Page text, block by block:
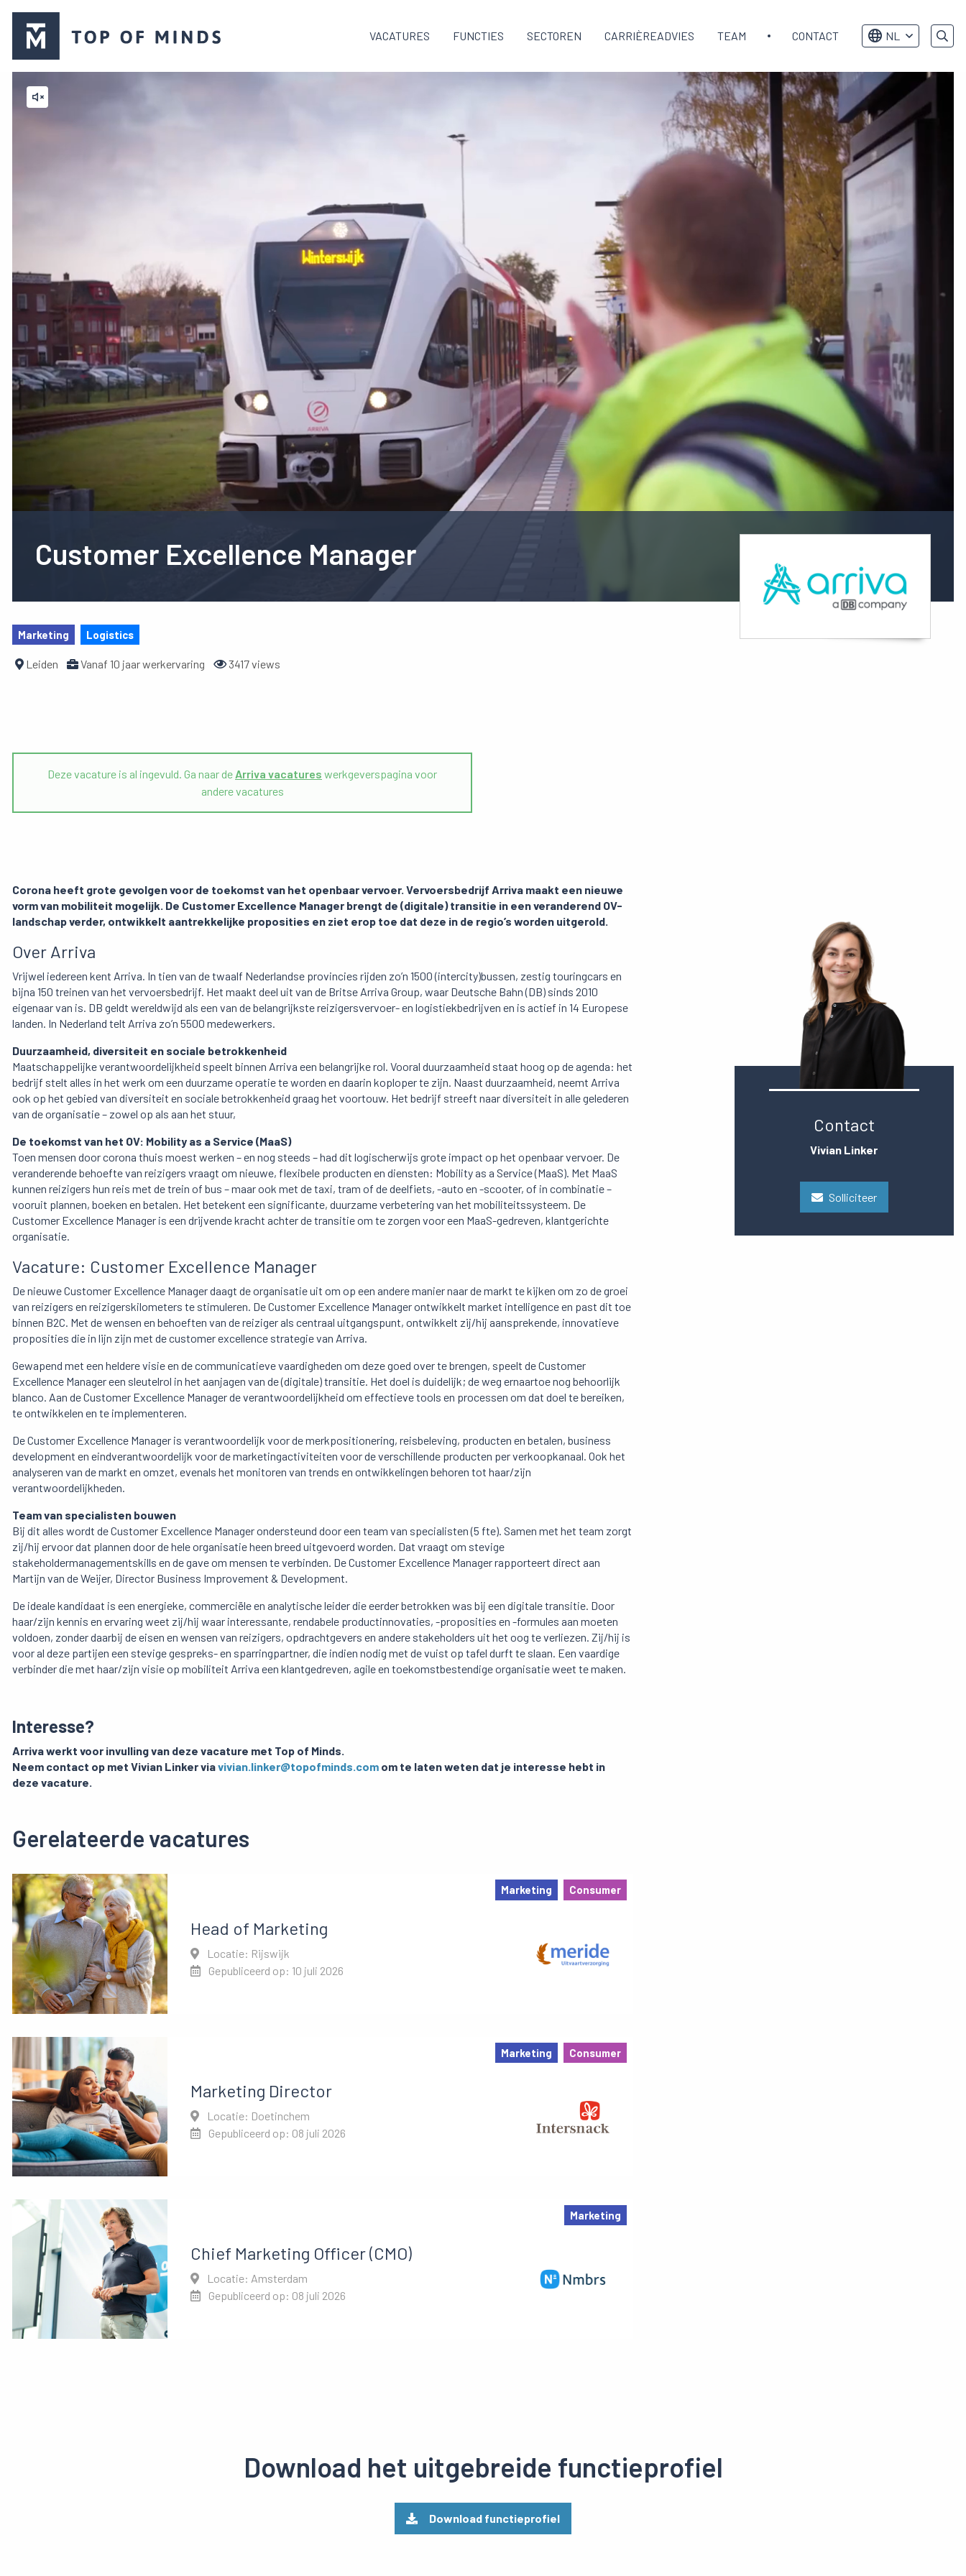
logo
VACATURES FUNCTIES SECTOREN CARRIÈREADVIES TEAM CONTACT NL
Mute
video
Customer Excellence Manager
Marketing Logistics
Leiden Vanaf 10 jaar werkervaring 3417 views
Deze vacature is al ingevuld. Ga naar de Arriva vacatures werkgeverspagina voor
andere vacatures
Corona heeft grote gevolgen voor de toekomst van het openbaar vervoer. Vervoersbedrijf Arriva maakt een nieuwe
vorm van mobiliteit mogelijk. De Customer Excellence Manager brengt de (digitale) transitie in een veranderend OV-
landschap verder, ontwikkelt aantrekkelijke proposities en ziet erop toe dat deze in de regio’s worden uitgerold.
Over Arriva
Vrijwel iedereen kent Arriva. In tien van de twaalf Nederlandse provincies rijden zo’n 1500 (intercity)bussen, zestig touringcars en
bijna 150 treinen van het vervoersbedrijf. Het maakt deel uit van de Britse Arriva Group, waar Deutsche Bahn (DB) sinds 2010
eigenaar van is. DB geldt wereldwijd als een van de belangrijkste reizigersvervoer- en logistiekbedrijven en is actief in 14 Europese
landen. In Nederland telt Arriva zo’n 5500 medewerkers.
Duurzaamheid, diversiteit en sociale betrokkenheid
Maatschappelijke verantwoordelijkheid speelt binnen Arriva een belangrijke rol. Vooral duurzaamheid staat hoog op de agenda: het
bedrijf stelt alles in het werk om een duurzame operatie te worden en daarin koploper te zijn. Naast duurzaamheid, neemt Arriva
ook op het gebied van diversiteit en sociale betrokkenheid graag het voortouw. Het bedrijf streeft naar diversiteit in alle gelederen
van de organisatie – zowel op als aan het stuur,
De toekomst van het OV: Mobility as a Service (MaaS)
Toen mensen door corona thuis moest werken – en nog steeds – had dit logischerwijs grote impact op het openbaar vervoer. De
veranderende behoefte van reizigers vraagt om nieuwe, flexibele producten en diensten: Mobility as a Service (MaaS). Met MaaS
kunnen reizigers hun reis met de trein of bus – maar ook met de taxi, tram of de deelfiets, -auto en -scooter, of in combinatie –
vooruit plannen, boeken en betalen. Het betekent een significante, duurzame verbetering van het mobiliteitssysteem. De
Customer Excellence Manager is een drijvende kracht achter de transitie om te zorgen voor een MaaS-gedreven, klantgerichte
organisatie.
Vacature: Customer Excellence Manager
De nieuwe Customer Excellence Manager daagt de organisatie uit om op een andere manier naar de markt te kijken om zo de groei
van reizigers en reizigerskilometers te stimuleren. De Customer Excellence Manager ontwikkelt market intelligence en past dit toe
binnen B2C. Met de wensen en behoeften van de reiziger als centraal uitgangspunt, ontwikkelt zij/hij aansprekende, innovatieve
proposities die in lijn zijn met de customer excellence strategie van Arriva.
Gewapend met een heldere visie en de communicatieve vaardigheden om deze goed over te brengen, speelt de Customer
Excellence Manager een sleutelrol in het aanjagen van de (digitale) transitie. Het doel is duidelijk; de weg ernaartoe nog behoorlijk
blanco. Aan de Customer Excellence Manager de verantwoordelijkheid om effectieve tools en processen om dat doel te bereiken,
te ontwikkelen en te implementeren.
De Customer Excellence Manager is verantwoordelijk voor de merkpositionering, reisbeleving, producten en betalen, business
development en eindverantwoordelijk voor de marketingactiviteiten voor de verschillende producten per verkoopkanaal. Ook het
analyseren van de markt en omzet, evenals het monitoren van trends en ontwikkelingen behoren tot haar/zijn
verantwoordelijkheden.
Team van specialisten bouwen
Bij dit alles wordt de Customer Excellence Manager ondersteund door een team van specialisten (5 fte). Samen met het team zorgt
zij/hij ervoor dat plannen door de hele organisatie heen breed uitgevoerd worden. Dat vraagt om stevige
stakeholdermanagementskills en de gave om mensen te verbinden. De Customer Excellence Manager rapporteert direct aan
Martijn van de Weijer, Director Business Improvement & Development.
De ideale kandidaat is een energieke, commerciële en analytische leider die eerder betrokken was bij een digitale transitie. Door
haar/zijn kennis en ervaring weet zij/hij waar interessante, rendabele productinnovaties, -proposities en -formules aan moeten
voldoen, zonder daarbij de eisen en wensen van reizigers, opdrachtgevers en andere stakeholders uit het oog te verliezen. Zij/hij is
voor al deze partijen een stevige gespreks- en sparringpartner, die indien nodig met de vuist op tafel durft te slaan. Een vaardige
verbinder die met haar/zijn visie op mobiliteit Arriva een klantgedreven, agile en toekomstbestendige organisatie weet te maken.
Interesse?
Arriva werkt voor invulling van deze vacature met Top of Minds.
Neem contact op met Vivian Linker viavivian.linker@topofminds.com om te laten weten dat je interesse hebt in
deze vacature.
Gerelateerde vacatures
Marketing Consumer
Head of Marketing
Locatie: Rijswijk
Gepubliceerd op: 10 juli 2026
Marketing Consumer
Marketing Director
Locatie: Doetinchem
Gepubliceerd op: 08 juli 2026
Marketing
Chief Marketing Officer (CMO)
Locatie: Amsterdam
Gepubliceerd op: 08 juli 2026
Contact
Vivian Linker
Solliciteer
Download het uitgebreide functieprofiel
Download functieprofiel